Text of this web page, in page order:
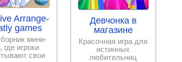
Arrange-
games
мини-
где игроки
свои
Девчонка в
магазине
Красочная игра для
истинных
любительниц